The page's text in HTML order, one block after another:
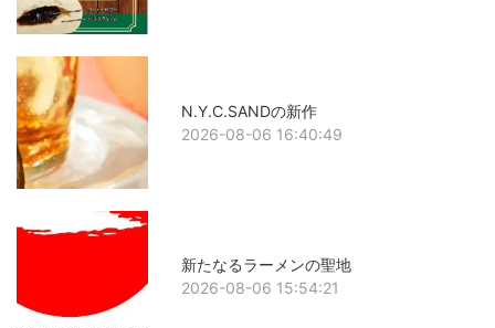
N.Y.C.SANDの新作
2026-08-06 16:40:49
新たなるラーメンの聖地
2026-08-06 15:54:21